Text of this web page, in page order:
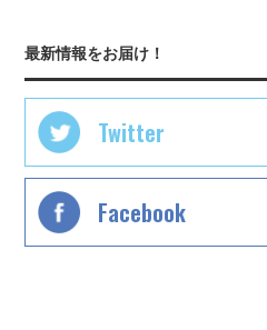
最新情報をお届け！
Twitter
Facebook